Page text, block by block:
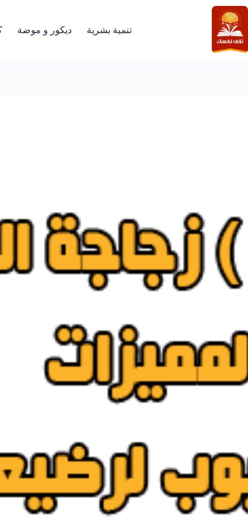
التجاوز
إلى
المحتوى
تنمية بشرية ديكور و موضة